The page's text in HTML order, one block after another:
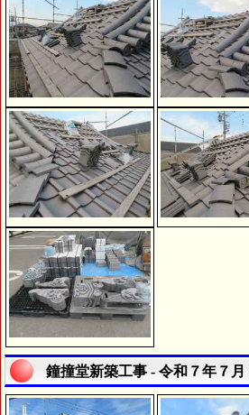
鐘撞堂新築工事 - 令和７年７月